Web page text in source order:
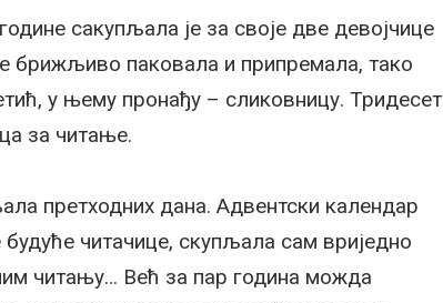
сакупљала је за своје две девојчице
брижљиво паковала и припремала, тако
у њему пронађу – сликовницу. Тридесет
за читање.
претходних дана. Адвентски календар
читачице, скупљала сам вриједно
читању… Већ за пар година можда